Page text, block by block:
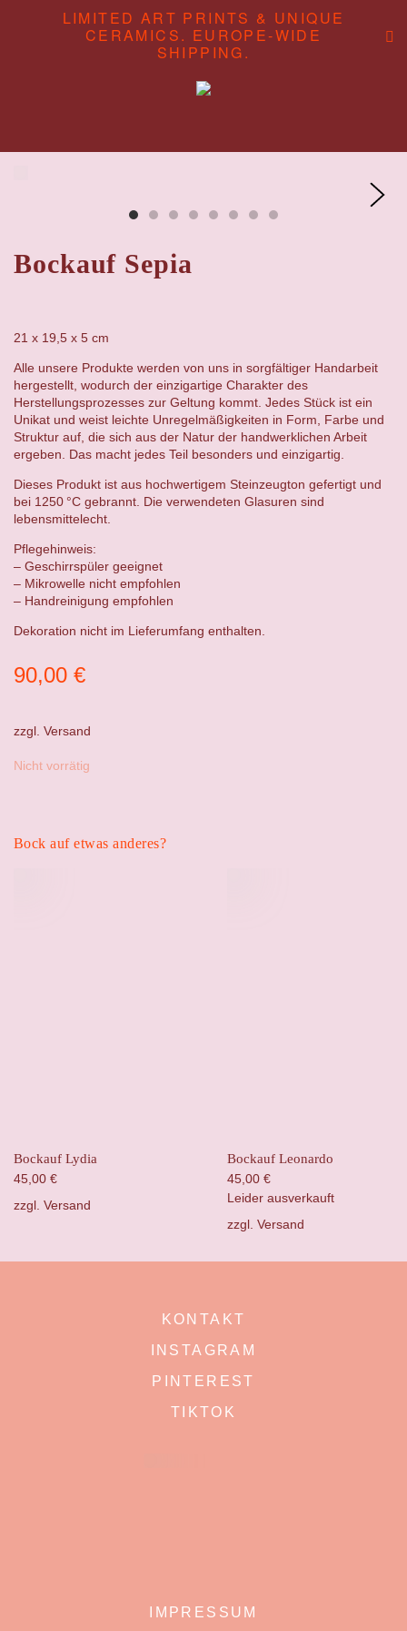
LIMITED ART PRINTS & UNIQUE
CERAMICS. EUROPE-WIDE
SHIPPING.
CONTENT STUDIO
Bockauf Sepia
zzgl. Versand
90,00 €
Nicht vorrätig
21 x 19,5 x 5 cm
Alle unsere Produkte werden von uns in sorgfältiger Handarbeit
hergestellt, wodurch der einzigartige Charakter des
Herstellungsprozesses zur Geltung kommt. Jedes Stück ist ein
Unikat und weist leichte Unregelmäßigkeiten in Form, Farbe und
Struktur auf, die sich aus der Natur der handwerklichen Arbeit
ergeben. Das macht jedes Teil besonders und einzigartig.
Dieses Produkt ist aus hochwertigem Steinzeugton gefertigt und
bei 1250 °C gebrannt. Die verwendeten Glasuren sind
lebensmittelecht.
Pflegehinweis:
– Geschirrspüler geeignet
– Mikrowelle nicht empfohlen
– Handreinigung empfohlen
Dekoration nicht im Lieferumfang enthalten.
Bock auf etwas anderes?
Bockauf Lydia
45,00 €
zzgl. Versand
Bockauf Leonardo
45,00 €
Leider ausverkauft
zzgl. Versand
KONTAKT
INSTAGRAM
PINTEREST
TIKTOK
IMPRESSUM